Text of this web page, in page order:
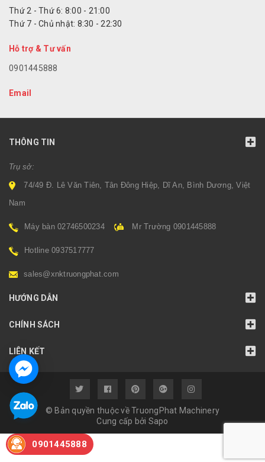
Thứ 2 - Thứ 6: 8:00 - 21:00
Thứ 7 - Chủ nhật: 8:30 - 22:30
Hỗ trợ & Tư vấn
0901445888
Email
THÔNG TIN
Trụ sở:
74/49 Đ. Lê Văn Tiên, Tân Đông Hiệp, Dĩ An, Bình Dương, Việt
Nam
Máy bàn 02746500234 Mr Trường 0901445888
Hotline 0937517777
sales@xnktruongphat.com
HƯỚNG DẪN
CHÍNH SÁCH
LIÊN KẾT
© Bản quyền thuộc về TruongPhat Machinery
Cung cấp bởi Sapo
0901445888